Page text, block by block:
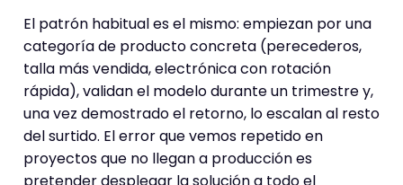
El patrón habitual es el mismo: empiezan por una
categoría de producto concreta (perecederos,
talla más vendida, electrónica con rotación
rápida), validan el modelo durante un trimestre y,
una vez demostrado el retorno, lo escalan al resto
del surtido. El error que vemos repetido en
proyectos que no llegan a producción es
pretender desplegar la solución a todo el